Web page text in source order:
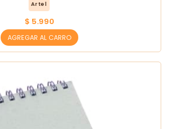
Artel
$ 5.990
AGREGAR AL CARRO